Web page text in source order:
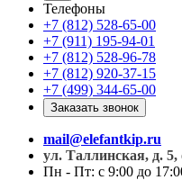
Телефоны
+7 (812) 528-65-00
+7 (911) 195-94-01
+7 (812) 528-96-78
+7 (812) 920-37-15
+7 (499) 344-65-00
Заказать звонок
mail@elefantkip.ru
ул. Таллинская, д.
Пн - Пт: с 9:00 до